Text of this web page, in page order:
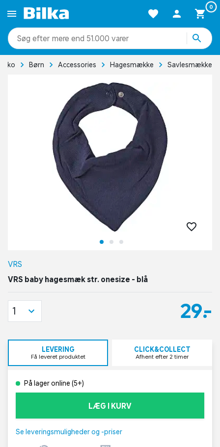
0
mere end 51.000 varer
Sko Børn Accessories Hagesmække Savlesmække
VRS
VRS baby hagesmæk str. onesize - blå
29,-
1
LEVERING
Få leveret produktet
CLICK&COLLECT
Afhent efter 2 timer
På lager online (5+)
LÆG I KURV
Se leveringsmuligheder og -priser